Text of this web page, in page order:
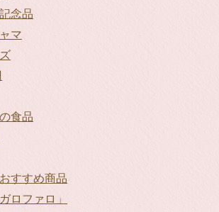
念品
マ
食品
すすめ商品
ロファロ」